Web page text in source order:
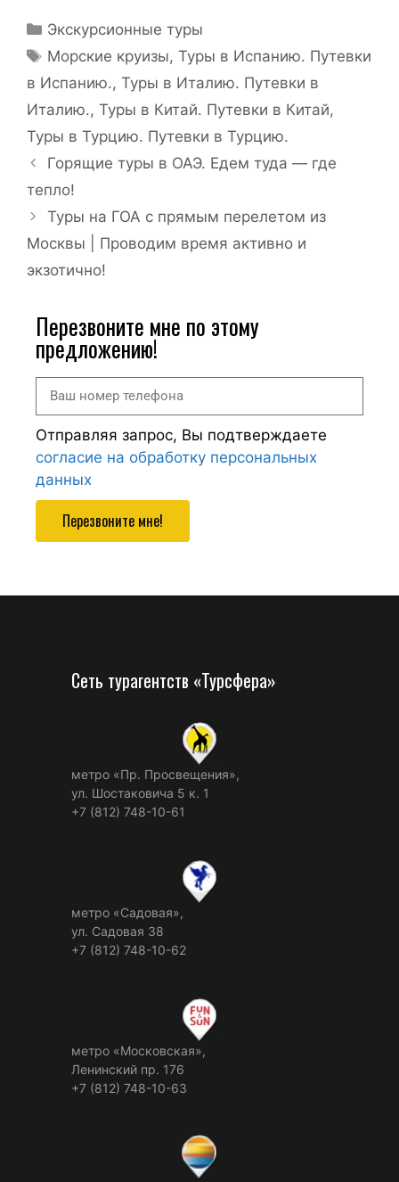
Экскурсионные туры
Морские круизы,Туры в Испанию. Путевки
в Испанию., Туры в Италию. Путевки в
Италию., Туры в Китай. Путевки в Китай,
Туры в Турцию. Путевки в Турцию.
Горящие туры в ОАЭ. Едем туда — где
тепло!
Туры на ГОА с прямым перелетом из
Москвы | Проводим время активно и
экзотично!
Перезвоните мне по этому
предложению!
Отправляя запрос, Вы подтверждаете
согласие на обработку персональных
данных
Перезвоните мне!
Сеть турагентств «Турсфера»
метро «Пр. Просвещения»,
ул. Шостаковича 5 к. 1
+7 (812) 748-10-61
метро «Садовая»,
ул. Садовая 38
+7 (812) 748-10-62
метро «Московская»,
Ленинский пр. 176
+7 (812) 748-10-63